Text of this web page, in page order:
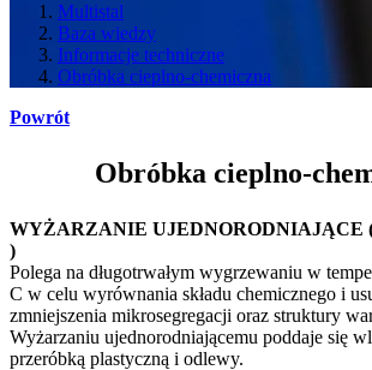
Multistal
Baza wiedzy
Informacje techniczne
Obróbka cieplno-chemiczna
Powrót
Obróbka cieplno-
WYŻARZANIE UJEDNORODNIAJĄCE (
)
Polega na długotrwałym wygrzewaniu w
C w celu wyrównania składu chemicznego i
zmniejszenia mikrosegregacji oraz struktury
Wyżarzaniu ujednorodniającemu poddaje się
przeróbką plastyczną i odlewy.